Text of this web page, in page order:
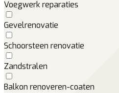
Voegwerk reparaties
Gevelrenovatie
Schoorsteen renovatie
Zandstralen
Balkon renoveren-coaten